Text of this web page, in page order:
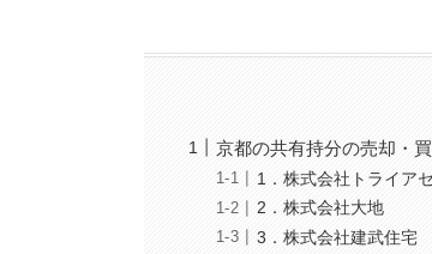
京都の共有持分の売却・
1．株式会社トライア
2．株式会社大地
3．株式会社建武住宅